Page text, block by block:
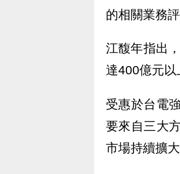
的相關業務評
江馥年指出
達400億元以
受惠於台電
要來自三大
市場持續擴大